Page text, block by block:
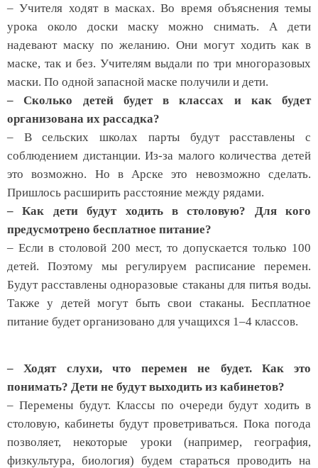
– Учителя ходят в масках. Во время объяснения темы
урока около доски маску можно снимать. А дети
надевают маску по желанию. Они могут ходить как в
маске, так и без. Учителям выдали по три многоразовых
маски. По одной запасной маске получили и дети.
– Сколько детей будет в классах и как будет
организована их рассадка?
– В сельских школах парты будут расставлены с
соблюдением дистанции. Из-за малого количества детей
это возможно. Но в Арске это невозможно сделать.
Пришлось расширить расстояние между рядами.
– Как дети будут ходить в столовую? Для кого
предусмотрено бесплатное питание?
– Если в столовой 200 мест, то допускается только 100
детей. Поэтому мы регулируем расписание перемен.
Будут расставлены одноразовые стаканы для питья воды.
Также у детей могут быть свои стаканы. Бесплатное
питание будет организовано для учащихся 1–4 классов.
– Ходят слухи, что перемен не будет. Как это
понимать? Дети не будут выходить из кабинетов?
– Перемены будут. Классы по очереди будут ходить в
столовую, кабинеты будут проветриваться. Пока погода
позволяет, некоторые уроки (например, география,
физкультура, биология) будем стараться проводить на